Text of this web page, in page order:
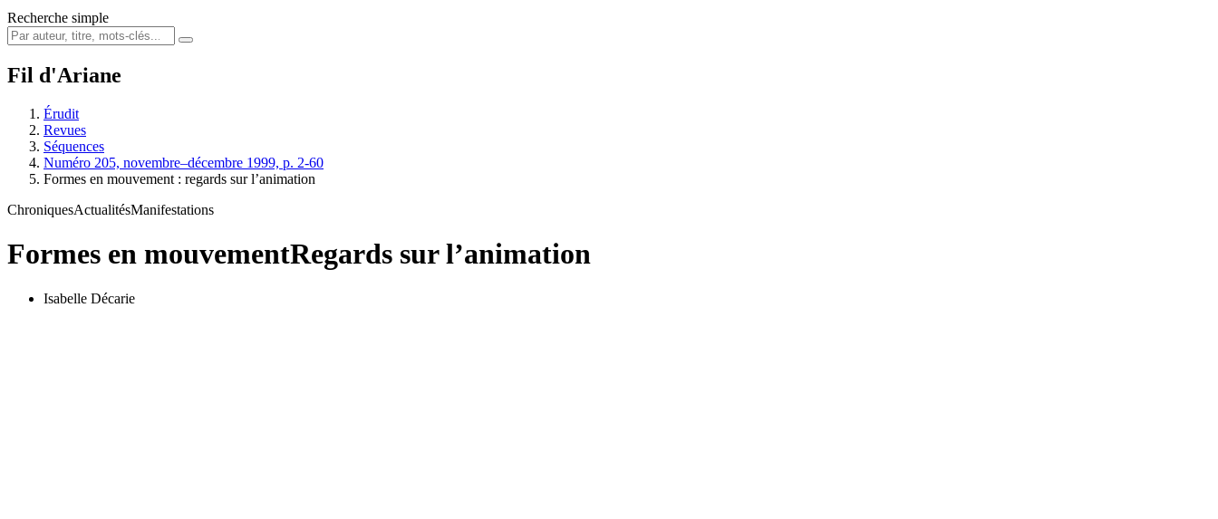
Recherche simple
Fil d'Ariane
Érudit
Revues
Séquences
Numéro 205, novembre–décembre 1999, p. 2-60
Formes en mouvement : regards sur l’animation
ChroniquesActualitésManifestations
Formes en mouvementRegards sur l’animation
Isabelle Décarie